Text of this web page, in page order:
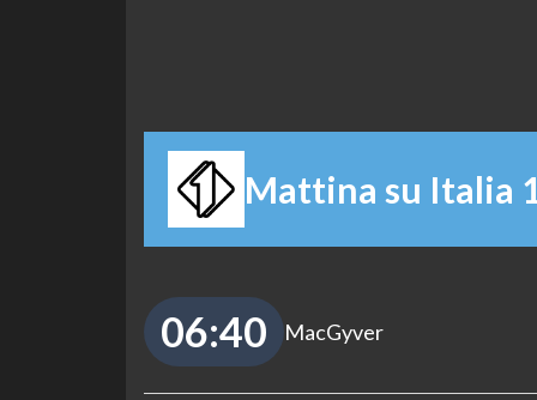
Mattina su Italia
06:40 MacGyver